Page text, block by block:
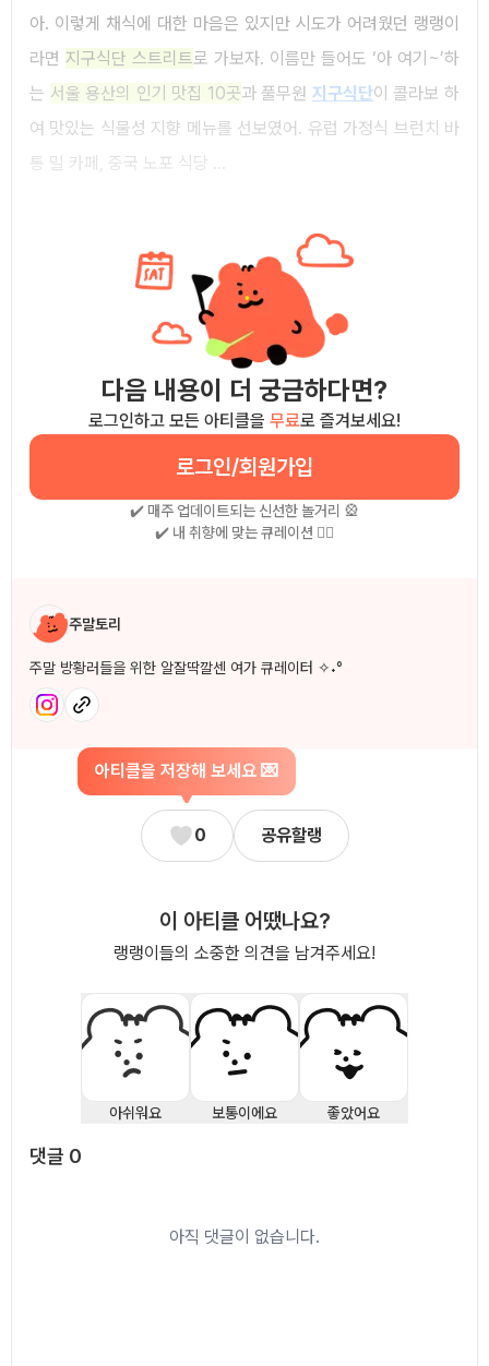
아. 이렇게 채식에 대한 마음은 있지만 시도가 어려웠던 랭랭이
라면 지구식단 스트리트로 가보자. 이름만 들어도 ‘아 여기~’하
는 서울 용산의 인기 맛집 10곳과 풀무원 지구식단이 콜라보 하
여 맛있는 식물성 지향 메뉴를 선보였어. 유럽 가정식 브런치 바
통 밀 카페, 중국 노포 식당 ...
다음 내용이 더 궁금하다면?
로그인하고 모든 아티클을 무료로 즐겨보세요!
로그인/회원가입
✔️ 매주 업데이트되는 신선한 놀거리 🎡
✔️ 내 취향에 맞는 큐레이션 🧚‍♀
작성자 소개
주말토리
주말 방황러들을 위한 알잘딱깔센 여가 큐레이터 ✧˖°
아티클을 저장해 보세요 💌
0 공유할랭
이 아티클 어땠나요?
랭랭이들의 소중한 의견을 남겨주세요!
아쉬워요 보통이에요 좋았어요
댓글 0
아직 댓글이 없습니다.